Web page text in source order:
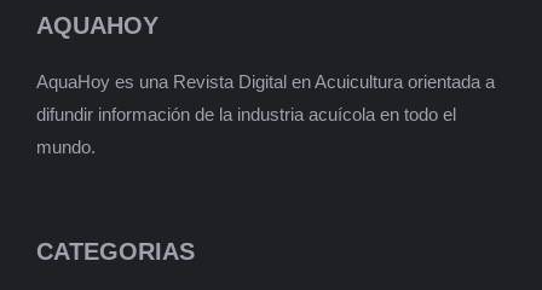
AQUAHOY
AquaHoy es una Revista Digital en Acuicultura orientada a
difundir información de la industria acuícola en todo el
mundo.
CATEGORIAS